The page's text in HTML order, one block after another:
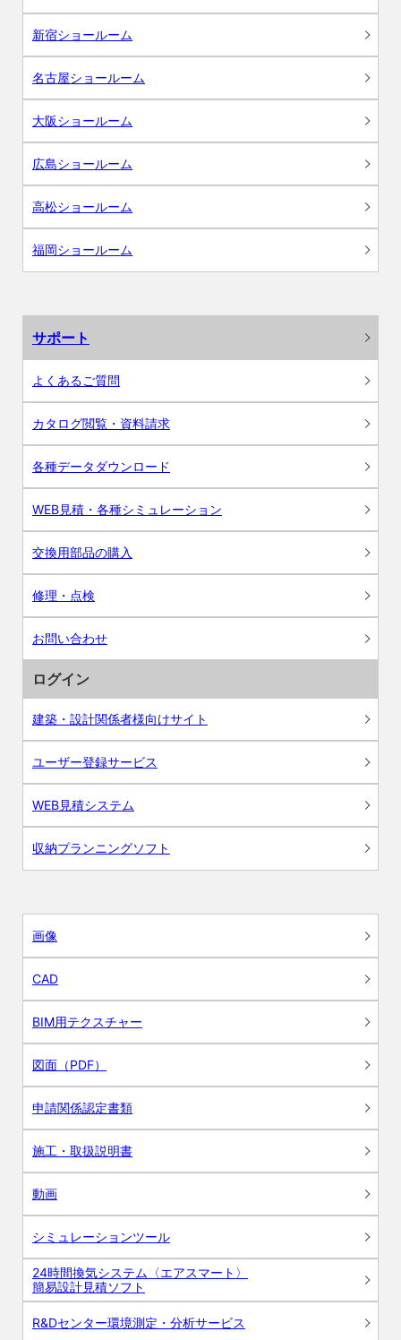
新宿ショールーム
名古屋ショールーム
大阪ショールーム
広島ショールーム
高松ショールーム
福岡ショールーム
サポート
よくあるご質問
カタログ閲覧・資料請求
各種データダウンロード
WEB見積・各種シミュレーション
交換用部品の購入
修理・点検
お問い合わせ
ログイン
建築・設計関係者様向けサイト
ユーザー登録サービス
WEB見積システム
収納プランニングソフト
画像
CAD
BIM用テクスチャー
図面（PDF）
申請関係認定書類
施工・取扱説明書
動画
シミュレーションツール
24時間換気システム〈エアスマート〉
簡易設計見積ソフト
R&Dセンター環境測定・分析サービス